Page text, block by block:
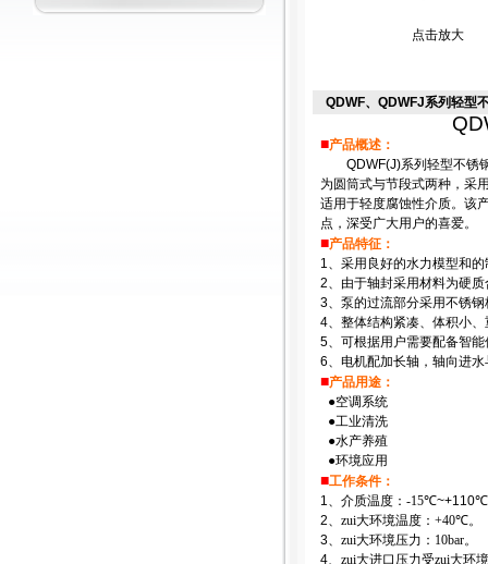
点击放大
QDWF、QDWFJ系列轻型
■产品概述：
QDWF(J)系列轻型不锈
为圆筒式与节段式两种，采
适用于轻度腐蚀性介质。该
点，深受广大用户的喜爱。
■产品特征：
1、采用良好的水力模型和
2、由于轴封采用材料为硬
3、泵的过流部分采用不锈
4、整体结构紧凑、体积小
5、可根据用户需要配备智
6、电机配加长轴，轴向进
■产品用途：
●空调系统
●工业清洗
●水产养殖
●环境应用
■工作条件：
1、介质温度：-15℃~+110℃
2、zui大环境温度：+40℃。
3、zui大环境压力：10bar。
4、zui大进口压力受zui大环